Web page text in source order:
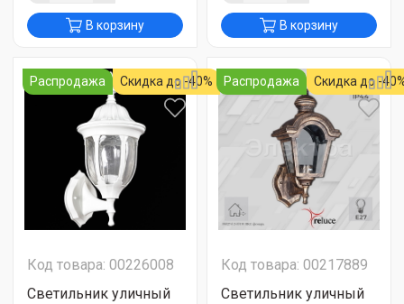
В корзину В корзину
Распродажа Скидка до -40%
Код товара: 00226008
Светильник уличный
Распродажа Скидка до -
Код товара: 00217889
Светильник уличный